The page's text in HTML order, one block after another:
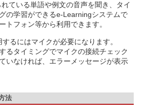
ている単語や例文の音声を聞き、タイ
の学習ができるe-Learningシステムで
トフォン等から利用できます。
るにはマイクが必要になります。
るタイミングでマイクの接続チェック
いなければ、エラーメッセージが表示
法